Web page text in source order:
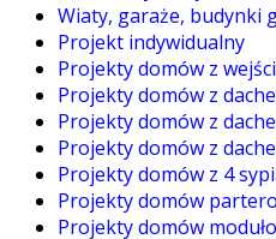
Wiaty, garaże, budynki
Projekt indywidualny
Projekty domów z
Projekty domów z
Projekty domów z
Projekty domów z
Projekty domów z 4
Projekty domów
Projekty domów